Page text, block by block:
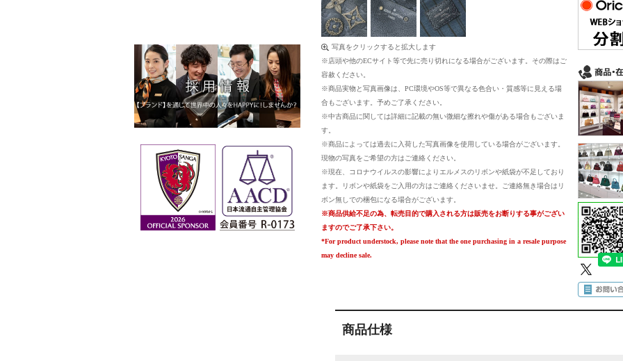
写真をクリックすると拡大します
※店頭や他のECサイト等で先に売り切れになる場合がございます。その際はご
容赦ください。
※商品実物と写真画像は、PC環境やOS等で異なる色合い・質感等に見える場
合もございます。予めご了承ください。
※中古商品に関しては詳細に記載の無い微細な擦れや傷がある場合もございま
す。
※商品によっては過去に入荷した写真画像を使用している場合がございます。
現物の写真をご希望の方はご連絡ください。
※現在、コロナウイルスの影響によりエルメスのリボンや紙袋が不足しており
ます。リボンや紙袋をご入用の方はご連絡くださいませ。ご連絡無き場合はリ
ボン無しでの梱包になる場合がございます。
※商品供給不足の為、転売目的で購入される方は販売をお断りする事がござい
ますのでご了承下さい。
*For product understock, please note that the one purchasing in a resale purpose
may decline sale.
商品仕様